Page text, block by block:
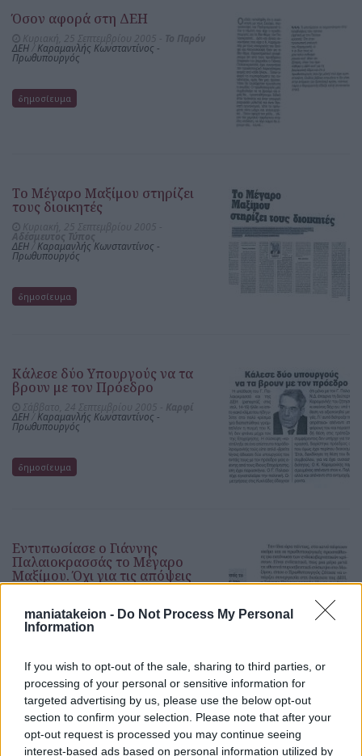
maniatakeion - Do Not Process My Personal
Information
If you wish to opt-out of the sale, sharing to third parties, or
processing of your personal or sensitive information for
targeted advertising by us, please use the below opt-out
section to confirm your selection. Please note that after your
opt-out request is processed you may continue seeing
interest-based ads based on personal information utilized by
Όσον αφορά στη ΔΕΗ
ΔΕΗ Καραμανλής Κωνσταντίνος -
Πρωθυπουργός
δημοσίευμα
Το Μέγαρο Μαξίμου στηρίζει
τους διοικητές
ΔΕΗ Καραμανλής Κωνσταντίνος -
Πρωθυπουργός
δημοσίευμα
Κάλεσε δύο Υπουργούς να τα
βρουν με τον Πρόεδρο
ΔΕΗ Καραμανλής Κωνσταντίνος -
Πρωθυπουργός
δημοσίευμα
Εντυπωσίασε ο Γιάννης
Παλαιοκρασσάς το Μέγαρο
Μαξίμου. Όχι για τις απόψεις
του, αλλά για την ιδιαίτερη
Πέμπτη, 22 Σεπτεμβρίου 2005 -Τα Νέα
ΔΕΗ/Καραμανλής Κωνσταντίνος -
δημοσίευμα